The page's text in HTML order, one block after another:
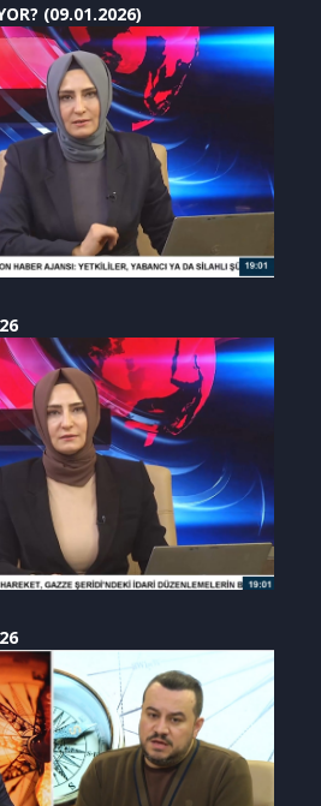
(09.01.2026)